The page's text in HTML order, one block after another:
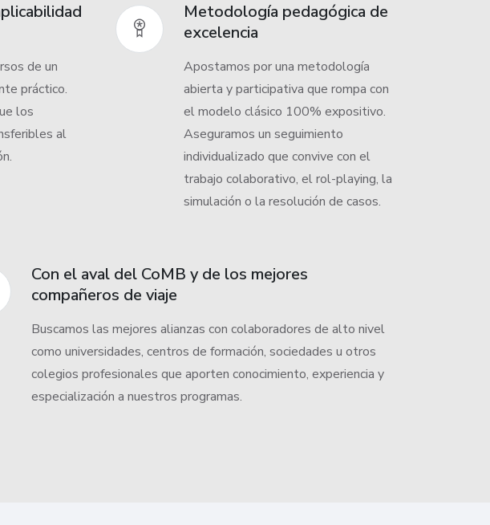
de un
práctico.
los
al
Metodología pedagógica de
excelencia
Apostamos por una metodología
abierta y participativa que rompa con
el modelo clásico 100% expositivo.
Aseguramos un seguimiento
individualizado que convive con el
trabajo colaborativo, el rol-playing, la
simulación o la resolución de casos.
Con el aval del CoMB y de los mejores
compañeros de viaje
Buscamos las mejores alianzas con colaboradores de alto nivel
como universidades, centros de formación, sociedades u otros
colegios profesionales que aporten conocimiento, experiencia y
especialización a nuestros programas.